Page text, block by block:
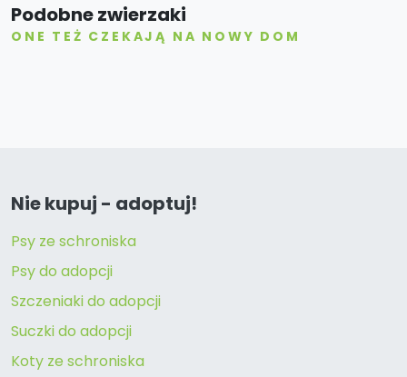
Podobne zwierzaki
ONE TEŻ CZEKAJĄ NA NOWY DOM
Nie kupuj - adoptuj!
Psy ze schroniska
Psy do adopcji
Szczeniaki do adopcji
Suczki do adopcji
Koty ze schroniska